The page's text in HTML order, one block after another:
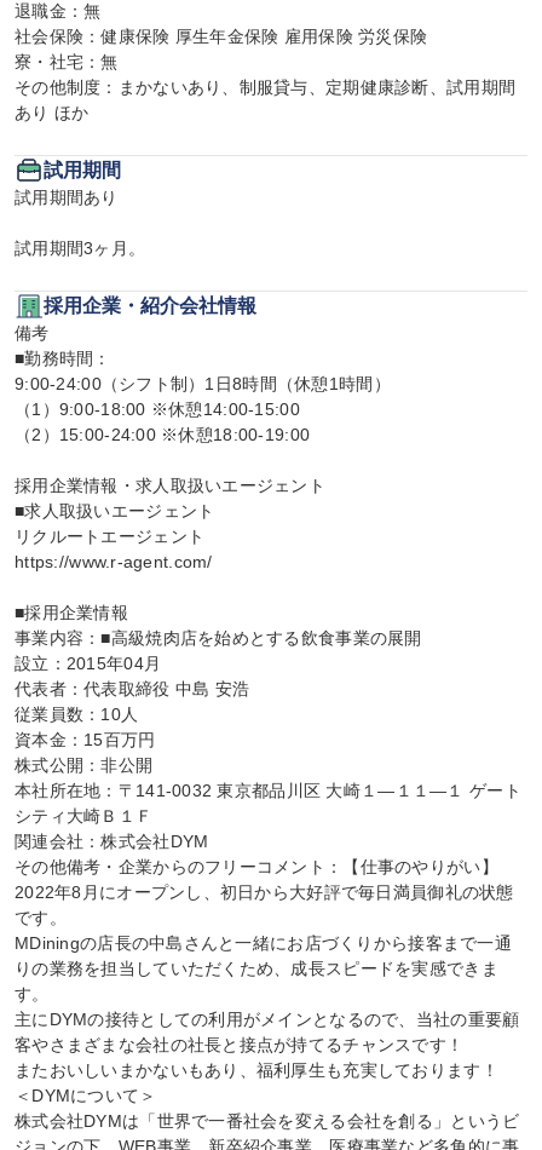
退職金：無
社会保険：健康保険 厚生年金保険 雇用保険 労災保険
寮・社宅：無
その他制度：まかないあり、制服貸与、定期健康診断、試用期間
あり ほか
試用期間
試用期間あり
試用期間3ヶ月。
採用企業・紹介会社情報
備考
■勤務時間：
9:00-24:00（シフト制）1日8時間（休憩1時間）
（1）9:00-18:00 ※休憩14:00-15:00
（2）15:00-24:00 ※休憩18:00-19:00
採用企業情報・求人取扱いエージェント
■求人取扱いエージェント
リクルートエージェント
https://www.r-agent.com/
■採用企業情報
事業内容：■高級焼肉店を始めとする飲食事業の展開
設立：2015年04月
代表者：代表取締役 中島 安浩
従業員数：10人
資本金：15百万円
株式公開：非公開
本社所在地：〒141-0032 東京都品川区 大崎１―１１―１ ゲート
シティ大崎Ｂ１Ｆ
関連会社：株式会社DYM
その他備考・企業からのフリーコメント：【仕事のやりがい】
2022年8月にオープンし、初日から大好評で毎日満員御礼の状態
です。
MDiningの店長の中島さんと一緒にお店づくりから接客まで一通
りの業務を担当していただくため、成長スピードを実感できま
す。
主にDYMの接待としての利用がメインとなるので、当社の重要顧
客やさまざまな会社の社長と接点が持てるチャンスです！
またおいしいまかないもあり、福利厚生も充実しております！
＜DYMについて＞
株式会社DYMは「世界で一番社会を変える会社を創る」というビ